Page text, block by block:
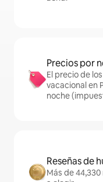
Precios por
El precio de
vacacional en
noche
Reseñas de
Más de